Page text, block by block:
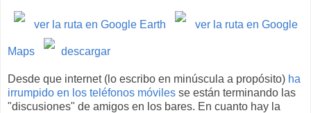
ver la ruta en Google Earth ver la ruta en Google
Maps descargar
Desde que internet (lo escribo en minúscula a propósito) ha
irrumpido en los teléfonos móviles se están terminando las
"discusiones" de amigos en los bares. En cuanto hay la